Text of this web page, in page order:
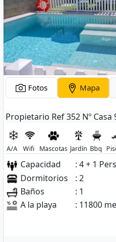
Fotos Mapa
Propietario Ref 352 Nº Casa
A/A Wifi Mascotas Jardín Bbq
Capacidad
: 4 + 1
Dormitorios
: 2
Baños
: 1
A la playa
: 11800